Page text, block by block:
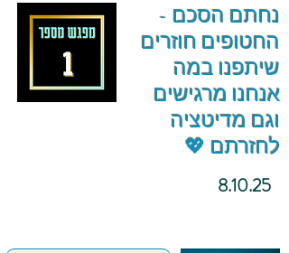
נחתם הסכם -
החטופים חוזרים
שיתפנו במה
אנחנו מרגישים
וגם מדיטציה
לחזרתם 💖
8.10.25